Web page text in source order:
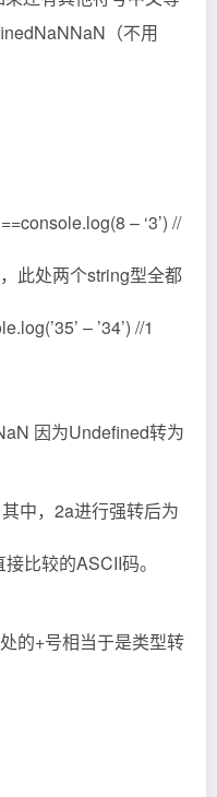
（不用
– ‘3’) //
，此处两个string型全都
– ’34’) //1
因为Undefined转为
中，2a进行强转后为
接比较的ASCII码。
的+号相当于是类型转